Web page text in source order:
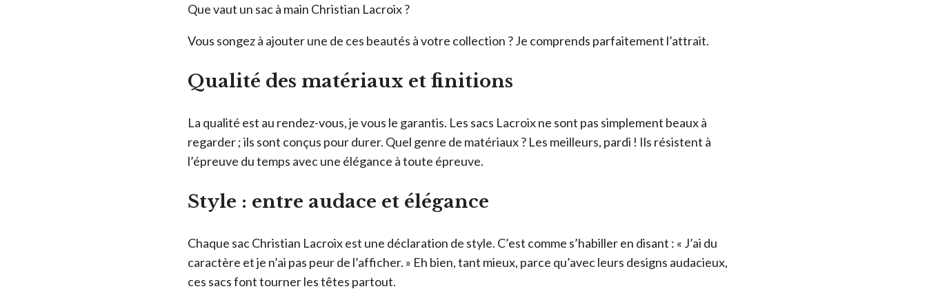
Que vaut un sac à main Christian Lacroix ?
Vous songez à ajouter une de ces beautés à votre collection ? Je comprends parfaitement l’attrait.
Qualité des matériaux et finitions
La qualité est au rendez-vous, je vous le garantis. Les sacs Lacroix ne sont pas simplement beaux à
regarder ; ils sont conçus pour durer. Quel genre de matériaux ? Les meilleurs, pardi ! Ils résistent à
l’épreuve du temps avec une élégance à toute épreuve.
Style : entre audace et élégance
Chaque sac Christian Lacroix est une déclaration de style. C’est comme s’habiller en disant : « J’ai du
caractère et je n’ai pas peur de l’afficher. » Eh bien, tant mieux, parce qu’avec leurs designs audacieux,
ces sacs font tourner les têtes partout.